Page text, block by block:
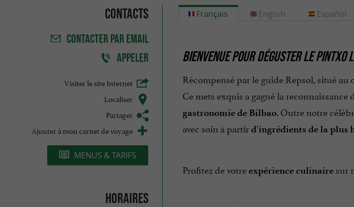
Contacts
CONTACTER PAR EMAIL
APPELER
Visiter le site Internet
Localiser
Partager
Ajouter à mon carnet de voyage
MENUS & TARIFS
Horaires
Français
BIENVENUE POUR DÉGUSTER LE
Récompensé par le guide Repsol, situé
Ce mets exquis a gagné la
gastronomie de Bilbao. Outre notre
avec soin à partird'ingrédients de la plus
Profitez de votreexpérience culinairesur
English Español